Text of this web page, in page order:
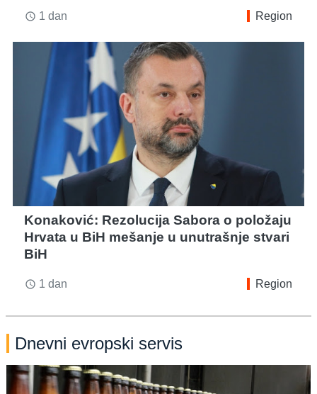
access_time 1 dan Region
Konaković: Rezolucija Sabora o položaju
Hrvata u BiH mešanje u unutrašnje stvari
BiH
access_time 1 dan Region
Dnevni evropski servis